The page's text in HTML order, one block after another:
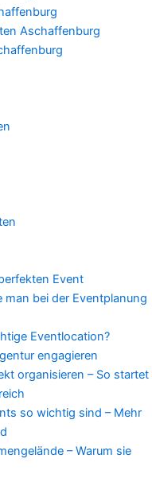
Aschaffenburg
Event
man bei der Eventplanung
Eventlocation?
engagieren
organisieren – So startet
so wichtig sind – Mehr
– Warum sie